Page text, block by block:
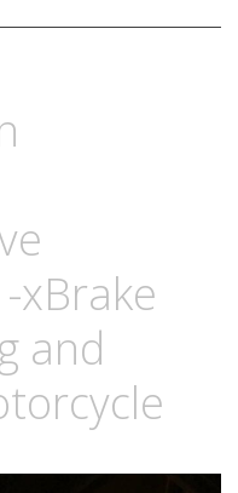
xBrake
and